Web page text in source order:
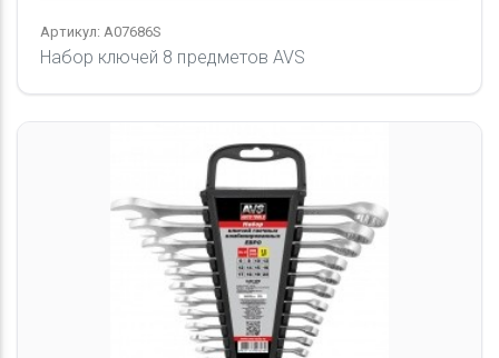
Артикул: A07686S
Набор ключей 8 предметов AVS